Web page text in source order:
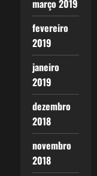
março 2019
fevereiro
2019
janeiro
2019
dezembro
2018
novembro
2018